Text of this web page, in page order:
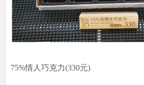
75%情人巧克力(330元)